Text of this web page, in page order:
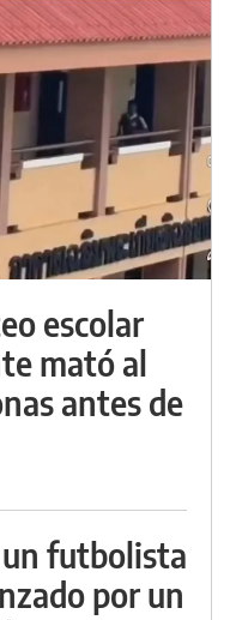
escolar
mató al
antes de
futbolista
por un